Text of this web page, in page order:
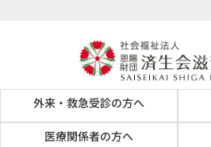
外来・救急受診の方へ
医療関係者の方へ